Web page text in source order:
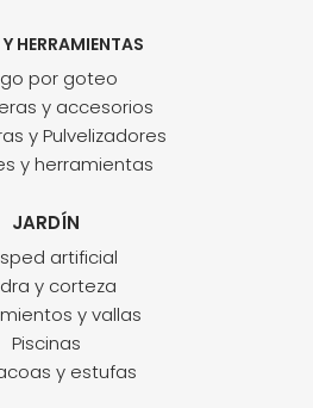
HERRAMIENTAS
por goteo
y accesorios
y Pulvelizadores
y herramientas
JARDÍN
artificial
y corteza
y vallas
Piscinas
y estufas